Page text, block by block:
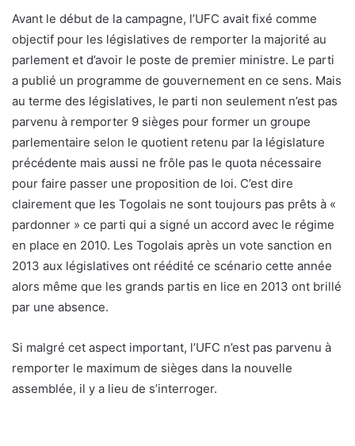
Avant le début de la campagne, l’UFC avait fixé comme
objectif pour les législatives de remporter la majorité au
parlement et d’avoir le poste de premier ministre. Le parti
a publié un programme de gouvernement en ce sens. Mais
au terme des législatives, le parti non seulement n’est pas
parvenu à remporter 9 sièges pour former un groupe
parlementaire selon le quotient retenu par la législature
précédente mais aussi ne frôle pas le quota nécessaire
pour faire passer une proposition de loi. C’est dire
clairement que les Togolais ne sont toujours pas prêts à «
pardonner » ce parti qui a signé un accord avec le régime
en place en 2010. Les Togolais après un vote sanction en
2013 aux législatives ont réédité ce scénario cette année
alors même que les grands partis en lice en 2013 ont brillé
par une absence.
Si malgré cet aspect important, l’UFC n’est pas parvenu à
remporter le maximum de sièges dans la nouvelle
assemblée, il y a lieu de s’interroger.